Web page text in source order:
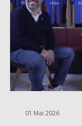
01 Mai 2026